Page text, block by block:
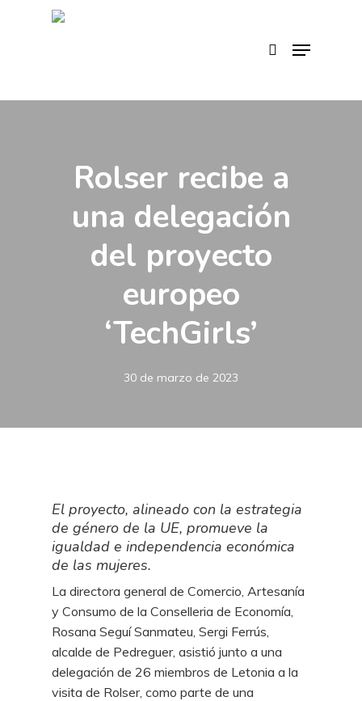
Menu
Rolser recibe a
una delegación
del proyecto
europeo
‘TechGirls’
30 de marzo de 2023
El proyecto, alineado con la estrategia
de género de la UE, promueve la
igualdad e independencia económica
de las mujeres.
La directora general de Comercio, Artesanía
y Consumo de la Conselleria de Economía,
Rosana Seguí Sanmateu, Sergi Ferrús,
alcalde de Pedreguer, asistió junto a una
delegación de 26 miembros de Letonia a la
visita de Rolser, como parte de una